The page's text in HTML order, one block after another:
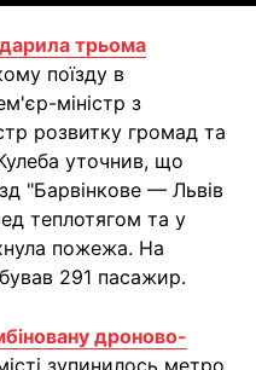
трьома
поїзду в
міністр з
розвитку громад та
уточнив, що
"Барвінкове — Львів
теплотягом та у
пожежа. На
291 пасажир.
дроново-
зупинилось метро,